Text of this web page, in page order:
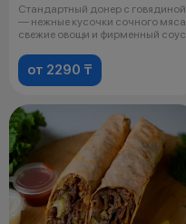
Стандартный донер с говядиной
— нежные кусочки сочного мяса,
свежие овощи и фирменный соус
от 2290 ₸